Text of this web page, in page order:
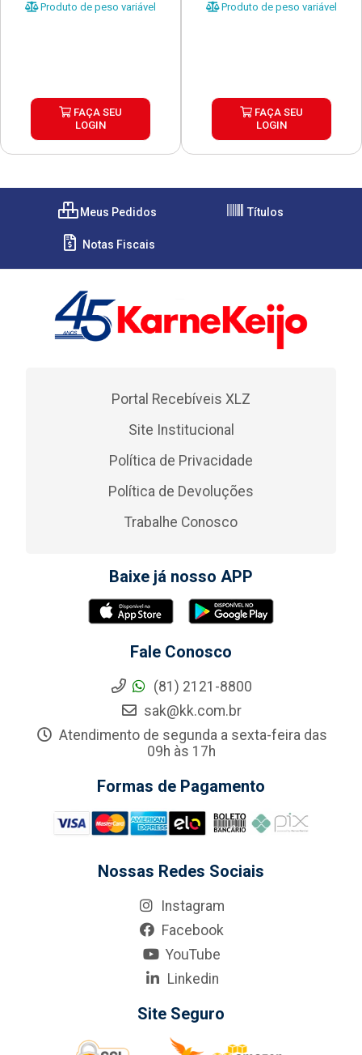
Produto de peso variável
FAÇA SEU
LOGIN
Produto de peso variável
FAÇA SEU
LOGIN
Meus Pedidos Títulos
Notas Fiscais
Portal Recebíveis XLZ
Site Institucional
Política de Privacidade
Política de Devoluções
Trabalhe Conosco
Baixe já nosso APP
Fale Conosco
(81) 2121-8800
sak@kk.com.br
Atendimento de segunda a sexta-feira das
09h às 17h
Formas de Pagamento
Nossas Redes Sociais
Instagram
Facebook
YouTube
Linkedin
Site Seguro